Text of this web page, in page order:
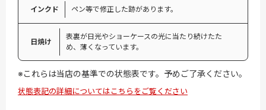
インクド ペン等で修正した跡があります。
日焼け
表裏が日光やショーケースの光に当たり続けたた
め、薄くなっています。
※これらは当店の基準での状態表です。予めご了承ください。
状態表記の詳細についてはこちらをご覧ください